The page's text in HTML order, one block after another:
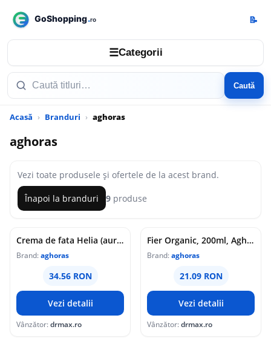
☰Categorii
Caută
📝
Acasă Branduri aghoras
aghoras
Vezi toate produsele și ofertele de la acest brand.
Înapoi la branduri 9 produse
Crema de fata Helia (aur, argint, platina coloidala), 75ml, Aghoras
Brand:aghoras
34.56 RON
Vezi detalii
Vânzător:drmax.ro
Fier Organic, 200ml, Aghoras
Brand:aghoras
21.09 RON
Vezi detalii
Vânzător:drmax.ro